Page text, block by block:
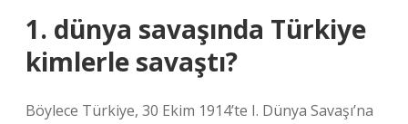
1. dünya savaşında Türkiye
kimlerle savaştı?
Böylece Türkiye, 30 Ekim 1914’te I. Dünya Savaşı’na